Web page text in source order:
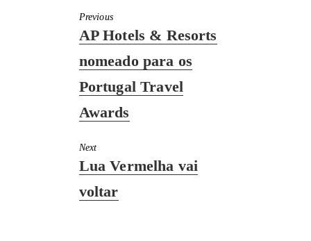
Previous
Previous
AP Hotels & Resorts
nomeado para os
Portugal Travel
Awards
Next
Next
Lua Vermelha vai
voltar